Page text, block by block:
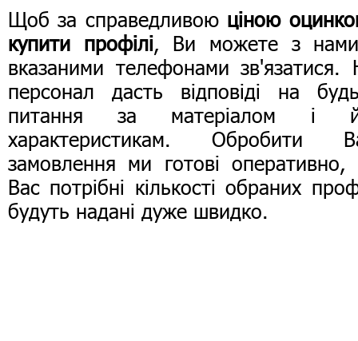
Щоб за справедливою ціною
купити профілі, Ви можете з
вказаними телефонами зв'язатися.
персонал дасть відповіді на
питання за матеріалом і
характеристикам. Обробити
замовлення ми готові оперативно,
Вас потрібні кількості обраних
будуть надані дуже швидко.